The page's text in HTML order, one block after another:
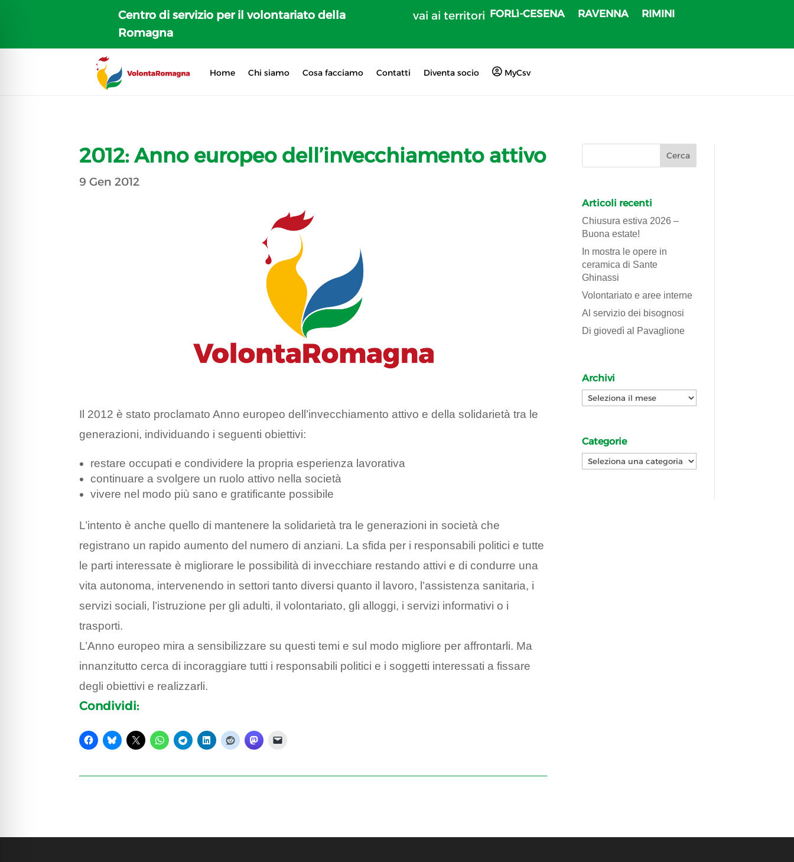
Centro di servizio per il volontariato della
Romagna
vai ai territori FORLì-CESENA RAVENNA RIMINI
Home Chi siamo Cosa facciamo Contatti Diventa socio MyCsv
2012: Anno europeo dell’invecchiamento attivo
9 Gen 2012
Il 2012 è stato proclamato Anno europeo dell’invecchiamento attivo e della solidarietà tra le
generazioni, individuando i seguenti obiettivi:
restare occupati e condividere la propria esperienza lavorativa
continuare a svolgere un ruolo attivo nella società
vivere nel modo più sano e gratificante possibile
L’intento è anche quello di mantenere la solidarietà tra le generazioni in società che
registrano un rapido aumento del numero di anziani. La sfida per i responsabili politici e tutte
le parti interessate è migliorare le possibilità di invecchiare restando attivi e di condurre una
vita autonoma, intervenendo in settori tanto diversi quanto il lavoro, l’assistenza sanitaria, i
servizi sociali, l’istruzione per gli adulti, il volontariato, gli alloggi, i servizi informativi o i
trasporti.
L’Anno europeo mira a sensibilizzare su questi temi e sul modo migliore per affrontarli. Ma
innanzitutto cerca di incoraggiare tutti i responsabili politici e i soggetti interessati a fissare
degli obiettivi e realizzarli.
Condividi:
Articoli recenti
Chiusura estiva 2026 –
Buona estate!
In mostra le opere in
ceramica di Sante
Ghinassi
Volontariato e aree interne
Al servizio dei bisognosi
Di giovedì al Pavaglione
Archivi
Archivi
Categorie
Categorie